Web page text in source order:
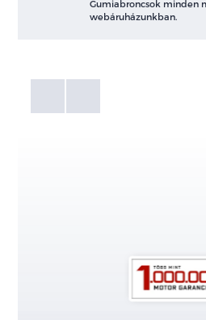
Gumiabroncsok minden
webáruházunkban.
Galéria